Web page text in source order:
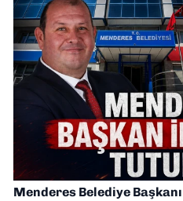
Menderes Belediye